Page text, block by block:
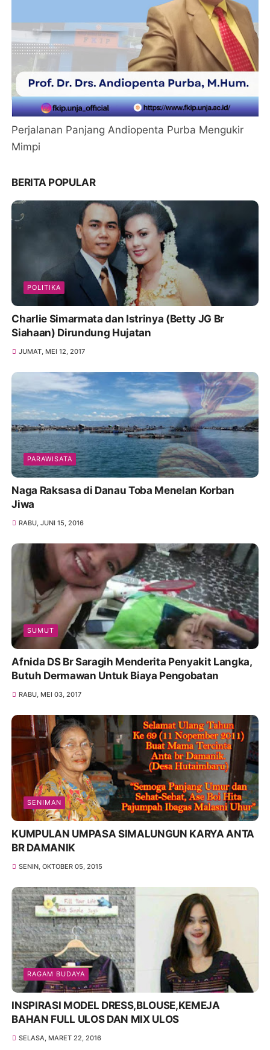
Perjalanan Panjang Andiopenta Purba Mengukir
Mimpi
BERITA POPULAR
POLITIKA
Charlie Simarmata dan Istrinya (Betty JG Br
Siahaan) Dirundung Hujatan
JUMAT, MEI 12, 2017
PARAWISATA
Naga Raksasa di Danau Toba Menelan Korban
Jiwa
RABU, JUNI 15, 2016
SUMUT
Afnida DS Br Saragih Menderita Penyakit Langka,
Butuh Dermawan Untuk Biaya Pengobatan
RABU, MEI 03, 2017
SENIMAN
KUMPULAN UMPASA SIMALUNGUN KARYA ANTA
BR DAMANIK
SENIN, OKTOBER 05, 2015
RAGAM BUDAYA
INSPIRASI MODEL DRESS,BLOUSE,KEMEJA
BAHAN FULL ULOS DAN MIX ULOS
SELASA, MARET 22, 2016